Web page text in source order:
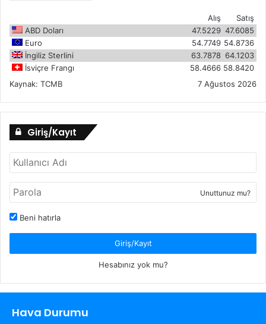
Satış
Alış
ABD Doları
47.6085
47.5229
Euro
54.8736
54.7749
İngiliz Sterlini
64.1203
63.7878
İsviçre Frangı
58.8420
58.4666
Kaynak: TCMB 7 Ağustos 2026
Giriş/Kayıt
Unuttunuz mu?
Beni hatırla
Giriş/Kayıt
Hesabınız yok mu?
Hava Durumu